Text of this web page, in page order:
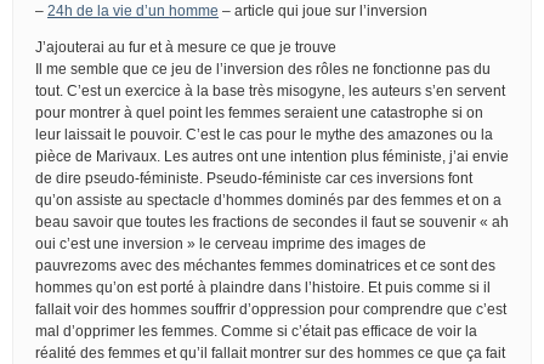
– 24h de la vie d’un homme – article qui joue sur l’inversion
J’ajouterai au fur et à mesure ce que je trouve
Il me semble que ce jeu de l’inversion des rôles ne fonctionne pas du
tout. C’est un exercice à la base très misogyne, les auteurs s’en servent
pour montrer à quel point les femmes seraient une catastrophe si on
leur laissait le pouvoir. C’est le cas pour le mythe des amazones ou la
pièce de Marivaux. Les autres ont une intention plus féministe, j’ai envie
de dire pseudo-féministe. Pseudo-féministe car ces inversions font
qu’on assiste au spectacle d’hommes dominés par des femmes et on a
beau savoir que toutes les fractions de secondes il faut se souvenir « ah
oui c’est une inversion » le cerveau imprime des images de
pauvrezoms avec des méchantes femmes dominatrices et ce sont des
hommes qu’on est porté à plaindre dans l’histoire. Et puis comme si il
fallait voir des hommes souffrir d’oppression pour comprendre que c’est
mal d’opprimer les femmes. Comme si c’était pas efficace de voir la
réalité des femmes et qu’il fallait montrer sur des hommes ce que ça fait